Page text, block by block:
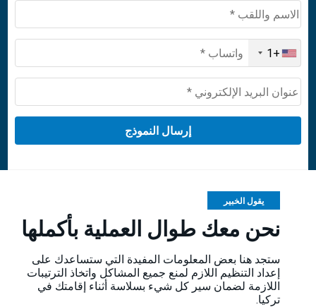
United
States
+1
+1
يقول الخبير
نحن معك طوال العملية بأكملها
ستجد هنا بعض المعلومات المفيدة التي ستساعدك على
إعداد التنظيم اللازم لمنع جميع المشاكل واتخاذ الترتيبات
اللازمة لضمان سير كل شيء بسلاسة أثناء إقامتك في
تركيا.